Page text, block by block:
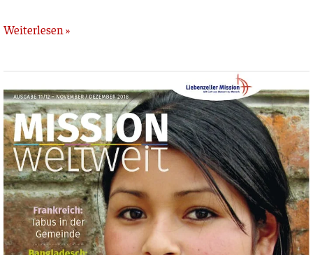
Weiterlesen »
weltweit
–
November
/
Dezember
2018